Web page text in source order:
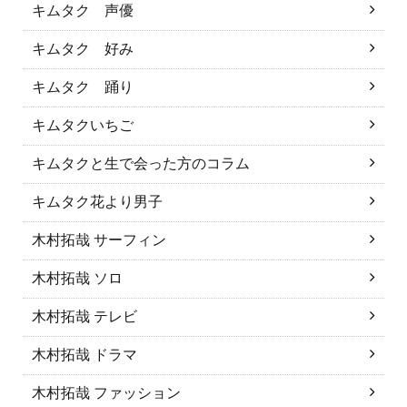
キムタク 声優
キムタク 好み
キムタク 踊り
キムタクいちご
キムタクと生で会った方のコラム
キムタク花より男子
木村拓哉 サーフィン
木村拓哉 ソロ
木村拓哉 テレビ
木村拓哉 ドラマ
木村拓哉 ファッション